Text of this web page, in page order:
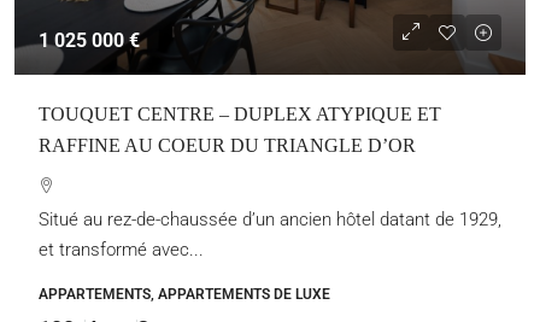
1 025 000 €
TOUQUET CENTRE – DUPLEX ATYPIQUE ET
RAFFINE AU COEUR DU TRIANGLE D’OR
Situé au rez-de-chaussée d’un ancien hôtel datant de 1929,
et transformé avec...
APPARTEMENTS, APPARTEMENTS DE LUXE